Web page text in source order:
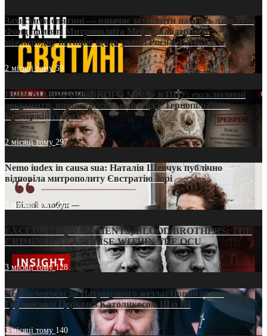
Захистити святині — означає захистити пам’ять людства:
Фонд пам’яті Митрополита Мефодія підтримує
міжнародну петицію щодо участі Росії в ЮНЕСКО
2 місяці тому59
ПРИСМАК «РУССЬКОГО МІРА» в ПЦУ: ексклюзивні
документи, вирок і російський слід у Тернопільсько-
Бучацькій єпархії
2 місяці тому 297
Nemo iudex in causa sua: Наталія Шевчук публічно
відповіла митрополиту Євстратію Зорі
3 місяці тому214
EXCLUSIVE (DOCUMENTS)/BLOOD BROTHERS: THE
CRIMINAL FRANCHISE WITHIN THE OCU
3 місяці тому128
Від віолончелі до Патріаршого жезла: Новий шлях
Грузинської Церкви з Католикосом Шіо III
3 місяці тому 140